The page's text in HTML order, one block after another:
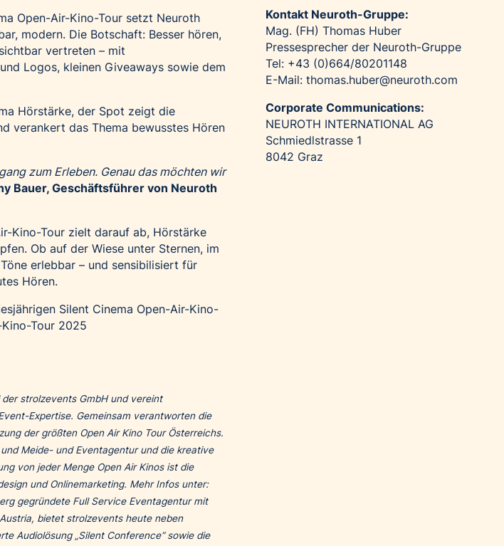
Open-Air-Kino-Tour setzt Neuroth
modern. Die Botschaft: Besser hören,
vertreten – mit
Logos, kleinen Giveaways sowie dem
Hörstärke, der Spot zeigt die
verankert das Thema bewusstes Hören
zum Erleben. Genau das möchten wir
Bauer, Geschäftsführer von Neuroth
Kino-Tour zielt darauf ab, Hörstärke
Ob auf der Wiese unter Sternen, im
erlebbar – und sensibilisiert für
Hören.
Silent Cinema Open-Air-Kino-
Tour 2025
strolzevents GmbH und vereint
Expertise. Gemeinsam verantworten die
der größten Open Air Kino Tour Österreichs.
Meide- und Eventagentur und die kreative
von jeder Menge Open Air Kinos ist die
und Onlinemarketing. Mehr Infos unter:
gegründete Full Service Eventagentur mit
bietet strolzevents heute neben
Audiolösung „Silent Conference“ sowie die
Kontakt Neuroth-Gruppe:
Mag. (FH) Thomas Huber
Pressesprecher der Neuroth-Gruppe
Tel: +43 (0)664/80201148
E-Mail:thomas.huber@neuroth.com
Corporate Communications:
NEUROTH INTERNATIONAL AG
Schmiedlstrasse 1
8042 Graz